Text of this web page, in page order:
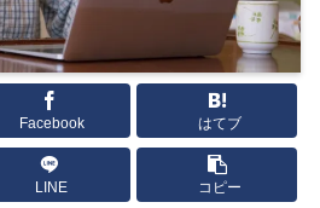
Facebook はてブ
LINE コピー